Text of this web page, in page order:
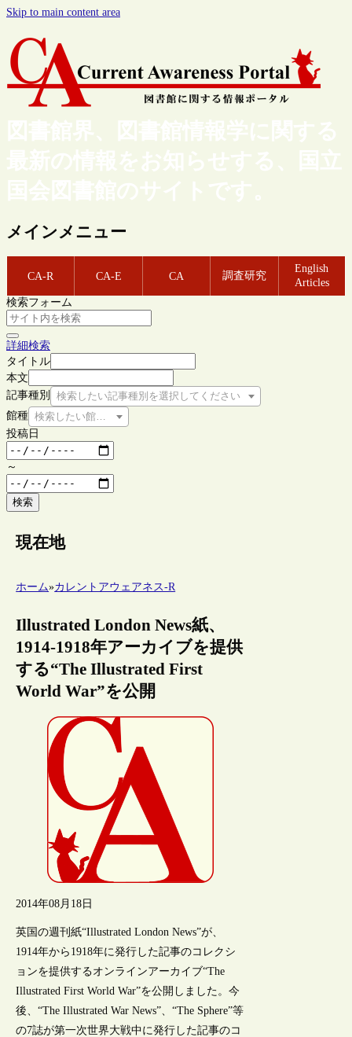
Skip to main content area
図書館界、図書館情報学に関する
最新の情報をお知らせする、国立
国会図書館のサイトです。
メインメニュー
CA-R CA-E CA 調査研究
English
Articles
検索フォーム
詳細検索
タイトル
本文
記事種別
検索したい記事種別を選択してください
館種 検索したい館種を選択してください
投稿日
～
検索
現在地
ホーム»カレントアウェアネス-R
Illustrated London News紙、
1914-1918年アーカイブを提供
する“The Illustrated First
World War”を公開
2014年08月18日
英国の週刊紙“Illustrated London News”が、
1914年から1918年に発行した記事のコレクシ
ョンを提供するオンラインアーカイブ“The
Illustrated First World War”を公開しました。今
後、“The Illustrated War News”、“The Sphere”等
の7誌が第一次世界大戦中に発行した記事のコ